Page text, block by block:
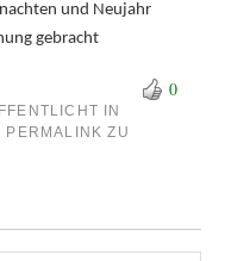
und Neujahr
gebracht
0
IN
PERMALINK ZU